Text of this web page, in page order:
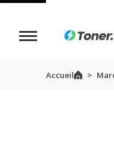
Accueil